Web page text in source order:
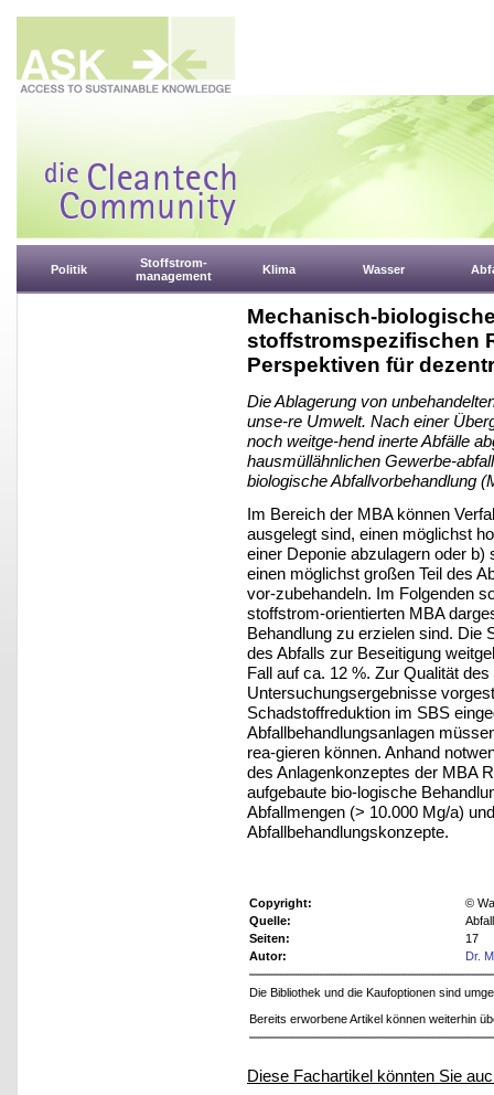
Politik
Stoffstrom-
management
Klima Wasser
Mechanisch-
stoffstromspezifischen
Perspektiven für
Die Ablagerung von
unse-re Umwelt. Nach einer
noch weitge-hend inerte Abfälle
hausmüllähnlichen Gewerbe-
biologische Abfallvorbehandlung
Im Bereich der MBA können
ausgelegt sind, einen möglichst
einer Deponie abzulagern oder
einen möglichst großen Teil des
vor-zubehandeln. Im Folgenden
stoffstrom-orientierten MBA
Behandlung zu erzielen sind. Die
des Abfalls zur Beseitigung
Fall auf ca. 12 %. Zur Qualität
Untersuchungsergebnisse
Schadstoffreduktion im SBS
Abfallbehandlungsanlagen
rea-gieren können. Anhand
des Anlagenkonzeptes der MBA
aufgebaute bio-logische
Abfallmengen (> 10.000 Mg/a)
Abfallbehandlungskonzepte.
Copyright:
©
Quelle:
Seiten:
17
Autor:
Dr.
Die Bibliothek und die Kaufoptionen sind
Bereits erworbene Artikel können weiterhin
Diese Fachartikel könnten Sie